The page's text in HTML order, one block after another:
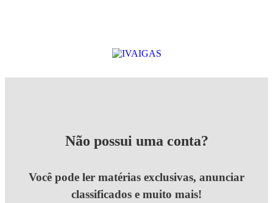
Não possui uma conta?
Você pode ler matérias exclusivas, anunciar
classificados e muito mais!